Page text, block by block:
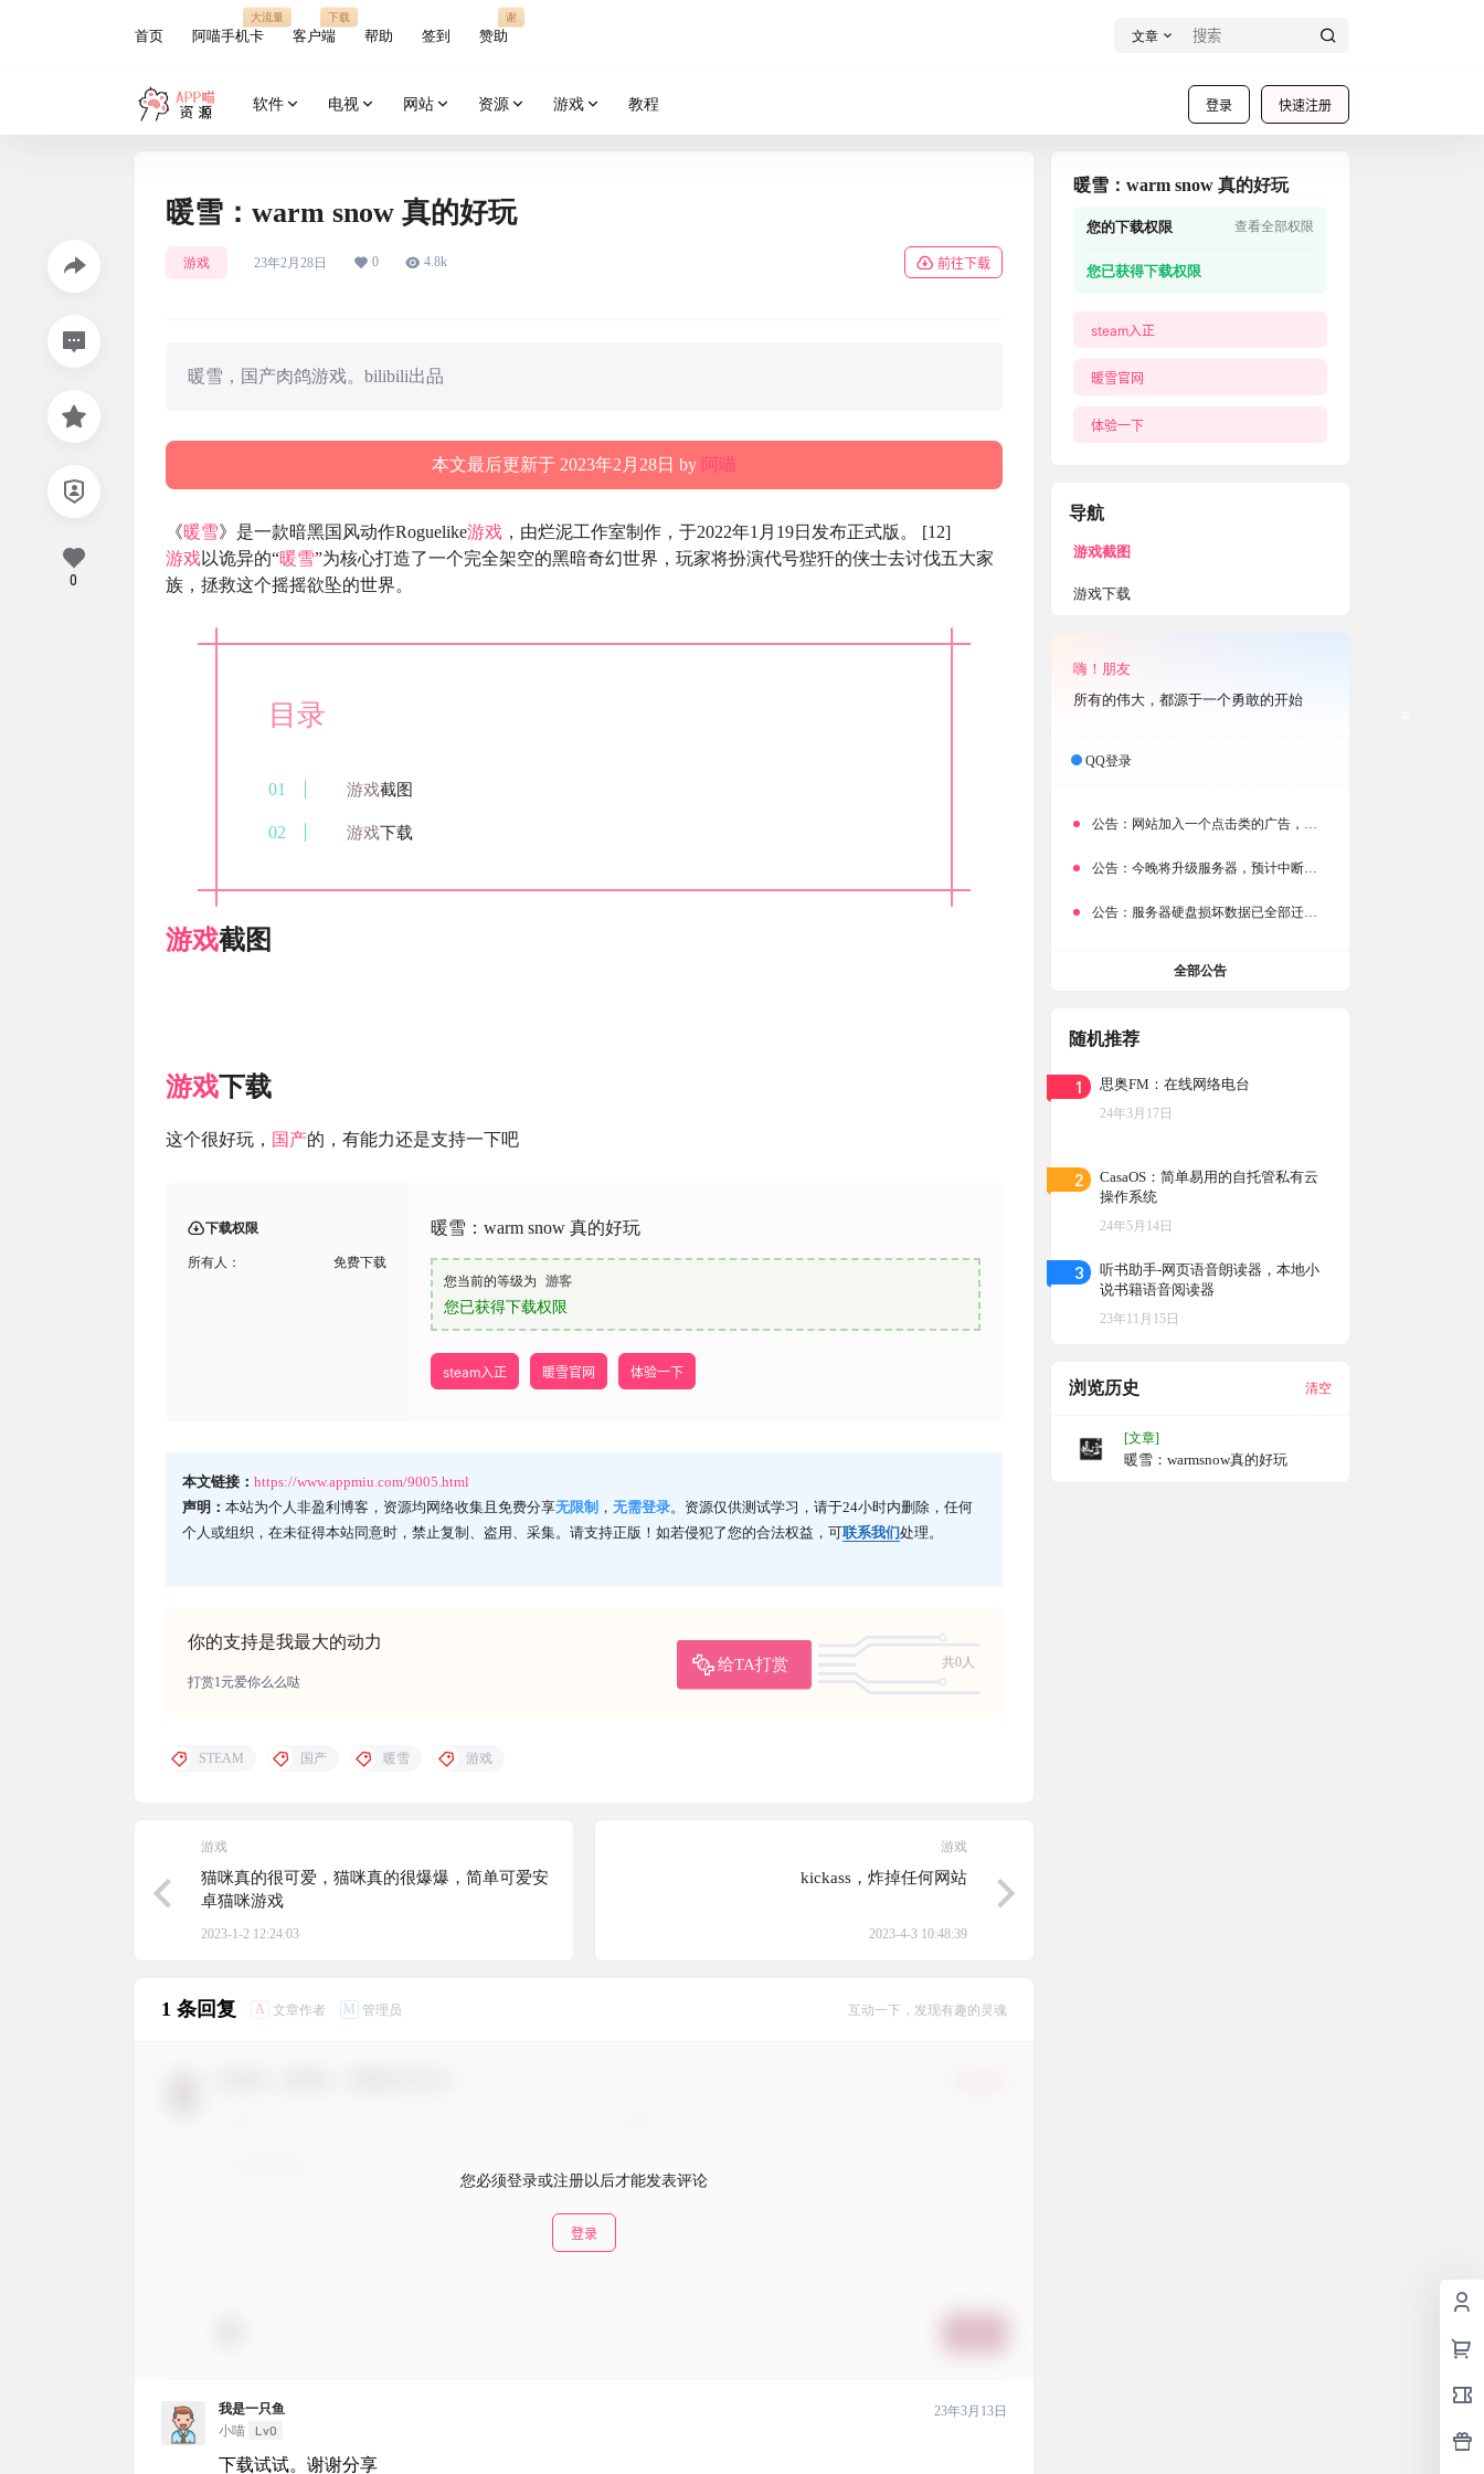
首页 阿喵手机卡
大流量
客户端
下载
帮助 签到 赞助
谢
文章
登录 快速注册
软件 电视 网站 资源 游戏 教程
暖雪：warm snow 真的好玩
游戏 23年2月28日 0 4.8k 前往下载
暖雪，国产肉鸽游戏。bilibili出品
本文最后更新于 2023年2月28日 by 阿喵
《暖雪》是一款暗黑国风动作Roguelike游戏 ，由烂泥工作室制作，于2022年1月19日发布正式版。 [12]
游戏以诡异的“暖雪”为核心打造了一个完全架空的黑暗奇幻世界，玩家将扮演代号狴犴的侠士去讨伐五大家
族，拯救这个摇摇欲坠的世界。
目录
游戏截图
游戏下载
游戏截图
游戏下载
这个很好玩， 国产的，有能力还是支持一下吧
下载权限
所有人： 免费下载
暖雪：warm snow 真的好玩
您当前的等级为 游客
您已获得下载权限
steam入正 暖雪官网 体验一下
本文链接： https://www.appmiu.com/9005.html
声明： 本站为个人非盈利博客，资源均网络收集且免费分享无限制 ， 无需登录。资源仅供测试学习，请于24小时内删除，任何
个人或组织，在未征得本站同意时，禁止复制、盗用、采集。请支持正版！如若侵犯了您的合法权益，可联系我们处理。
你的支持是我最大的动力
给TA打赏
共0人
打赏1元爱你么么哒
0
STEAM 国产 暖雪 游戏
游戏
猫咪真的很可爱，猫咪真的很爆爆，简单可爱安
卓猫咪游戏
2023-1-2 12:24:03
游戏
kickass，炸掉任何网站
2023-4-3 10:48:39
1 条回复 A 文章作者 M 管理员 互动一下，发现有趣的灵魂
您必须登录或注册以后才能发表评论
登录
我是一只鱼
小喵
Lv0
23年3月13日
下载试试。谢谢分享
暖雪：warm snow 真的好玩
您的下载权限 查看全部权限
您已获得下载权限
steam入正
暖雪官网
体验一下
导航
游戏截图
游戏下载
嗨！朋友
所有的伟大，都源于一个勇敢的开始
QQ登录
公告： 网站加入一个点击类的广告，大家点击下载按钮需要注意
公告： 今晚将升级服务器，预计中断时常为1分钟
公告： 服务器硬盘损坏数据已全部迁移备份，网站恢复完成！
全部公告
随机推荐
1 思奥FM：在线网络电台
24年3月17日
2
CasaOS：简单易用的自托管私有云
操作系统
24年5月14日
3
听书助手-网页语音朗读器，本地小
说书籍语音阅读器
23年11月15日
浏览历史 清空
[文章]
暖雪：warmsnow真的好玩